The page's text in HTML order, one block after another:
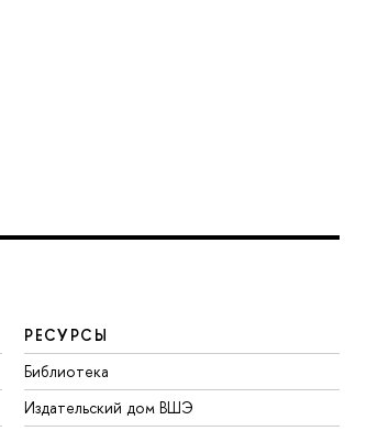
РЕСУРСЫ
Библиотека
Издательский дом ВШЭ